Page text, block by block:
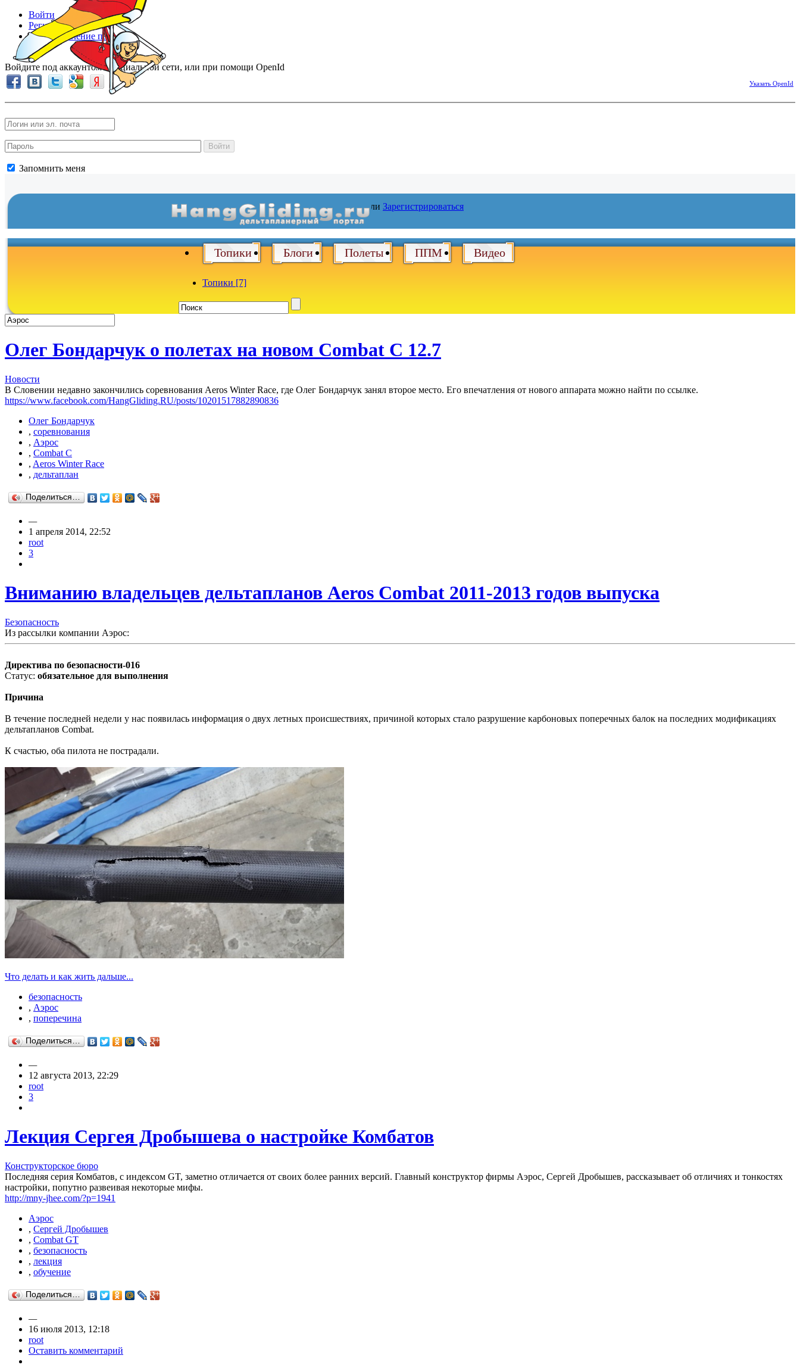
Войти
Регистрация
Восстановление пароля
Войдите под аккаунтом в социальной сети, или при помощи OpenId
Указать OpenId
Войти
Запомнить меня
Войтиили Зарегистрироваться
Топики Блоги Полеты ППМ Видео
Топики [7]
Олег Бондарчук о полетах на новом Combat C 12.7
Новости
В Словении недавно закончились соревнования Aeros Winter Race, где Олег Бондарчук занял второе место. Его впечатления от нового аппарата можно найти по ссылке.
https://www.facebook.com/HangGliding.RU/posts/10201517882890836
Олег Бондарчук
, соревнования
, Аэрос
, Combat C
, Aeros Winter Race
, дельтаплан
Поделиться…
—
1 апреля 2014, 22:52
root
3
Вниманию владельцев дельтапланов Aeros Combat 2011-2013 годов выпуска
Безопасность
Из рассылки компании Аэрос:
Директива по безопасности-016
Статус: обязательное для выполнения
Причина
В течение последней недели у нас появилась информация о двух летных происшествиях, причиной которых стало разрушение карбоновых поперечных балок на последних модификациях
дельтапланов Combat.
К счастью, оба пилота не пострадали.
Что делать и как жить дальше...
безопасность
, Аэрос
, поперечина
Поделиться…
—
12 августа 2013, 22:29
root
3
Лекция Сергея Дробышева о настройке Комбатов
Конструкторское бюро
Последняя серия Комбатов, с индексом GT, заметно отличается от своих более ранних версий. Главный конструктор фирмы Аэрос, Сергей Дробышев, рассказывает об отличиях и тонкостях
настройки, попутно развеивая некоторые мифы.
http://mny-jhee.com/?p=1941
Аэрос
, Сергей Дробышев
, Combat GT
, безопасность
, лекция
, обучение
Поделиться…
—
16 июля 2013, 12:18
root
Оставить комментарий